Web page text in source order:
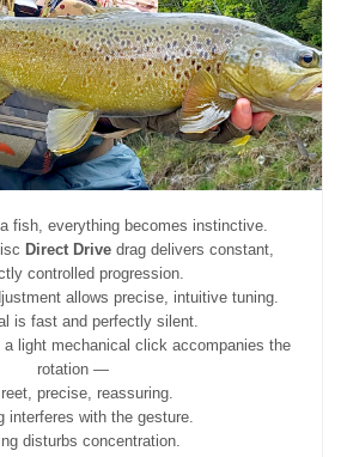
fish, everything becomes instinctive.
Direct Drive drag delivers constant,
controlled progression.
allows precise, intuitive tuning.
is fast and perfectly silent.
light mechanical click accompanies the
rotation —
precise, reassuring.
interferes with the gesture.
disturbs concentration.